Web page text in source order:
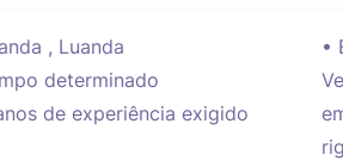
, Luanda
determinado
de experiência exigido
•